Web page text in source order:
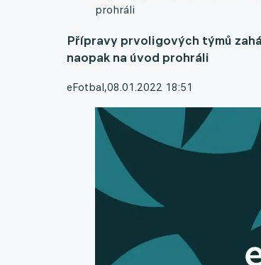
prohráli
Přípravy prvoligových týmů
naopak na úvod prohráli
eFotbal,08.01.2022 18:51